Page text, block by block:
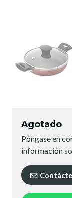
Agotado
Póngase en
información